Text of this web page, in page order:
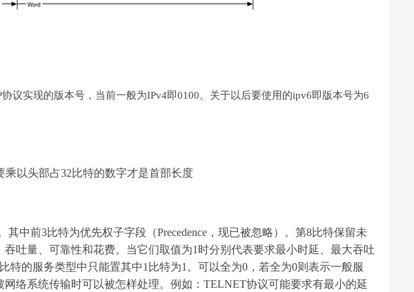
议实现的版本号，当前一般为IPv4即0100。关于以后要使用的ipv6即版本号为6
以头部占32比特的数字才是首部长度
其中前3比特为优先权子字段（Precedence，现已被忽略）。第8比特保留未
吞吐量、可靠性和花费。当它们取值为1时分别代表要求最小时延、最大吞吐
特的服务类型中只能置其中1比特为1。可以全为0，若全为0则表示一般服
络系统传输时可以被怎样处理。例如：TELNET协议可能要求有最小的延